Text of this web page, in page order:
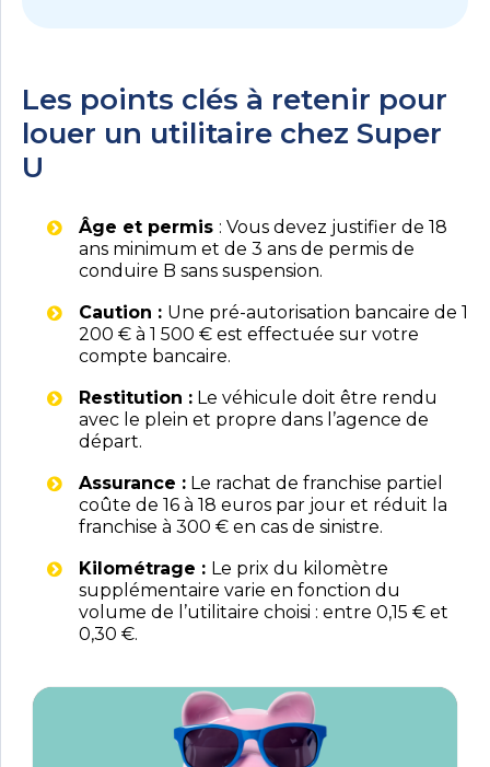
Les points clés à retenir pour
louer un utilitaire chez Super
U
Âge et permis : Vous devez justifier de 18
ans minimum et de 3 ans de permis de
conduire B sans suspension.
Caution : Une pré-autorisation bancaire de 1
200 € à 1 500 € est effectuée sur votre
compte bancaire.
Restitution : Le véhicule doit être rendu
avec le plein et propre dans l’agence de
départ.
Assurance : Le rachat de franchise partiel
coûte de 16 à 18 euros par jour et réduit la
franchise à 300 € en cas de sinistre.
Kilométrage : Le prix du kilomètre
supplémentaire varie en fonction du
volume de l’utilitaire choisi : entre 0,15 € et
0,30 €.